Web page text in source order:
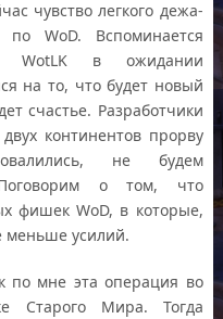
чувство легкого дежа-
WoD. Вспоминается
WotLK в ожидании
на то, что будет новый
счастье. Разработчики
континентов прорву
не будем
о том, что
фишек WoD, в которые,
меньше усилий.
по мне эта операция во
Старого Мира. Тогда